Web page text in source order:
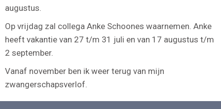
augustus.
Op vrijdag zal collega Anke Schoones waarnemen. Anke
heeft vakantie van 27 t/m 31 juli en van 17 augustus t/m
2 september.
Vanaf november ben ik weer terug van mijn
zwangerschapsverlof.